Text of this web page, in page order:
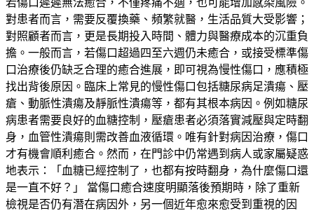
對患者而言，需要反覆換藥、頻繁就醫，生活品質大受影響；
對照顧者而言，更是長期投入時間、體力與醫療成本的沉重負
擔。一般而言，若傷口超過四至六週仍未癒合，或接受標準傷
口治療後仍缺乏合理的癒合進展，即可視為慢性傷口，應積極
找出背後原因。臨床上常見的慢性傷口包括糖尿病足潰瘍、壓
瘡、動脈性潰瘍及靜脈性潰瘍等，都有其根本病因。例如糖尿
病患者需要良好的血糖控制，壓瘡患者必須落實減壓與定時翻
身，血管性潰瘍則需改善血液循環。唯有針對病因治療，傷口
才有機會順利癒合。然而，在門診中仍常遇到病人或家屬疑惑
地表示：「血糖已經控制了，也都有按時翻身，為什麼傷口還
是一直不好？」 當傷口癒合速度明顯落後預期時，除了重新
檢視是否仍有潛在病因外，另一個近年愈來愈受到重視的因